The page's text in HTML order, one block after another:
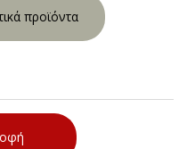
προϊόντα